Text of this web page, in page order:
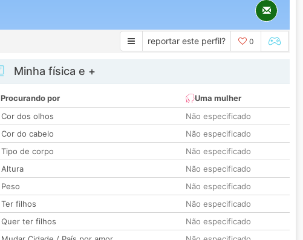
reportar este perfil? 0
Minha física e +
Procurando por
Uma mulher
Cor dos olhos
Não especificado
Cor do cabelo
Não especificado
Tipo de corpo
Não especificado
Altura
Não especificado
Peso
Não especificado
Ter filhos
Não especificado
Quer ter filhos
Não especificado